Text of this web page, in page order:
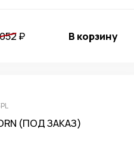
₽ В корзину
(ПОД ЗАКАЗ)